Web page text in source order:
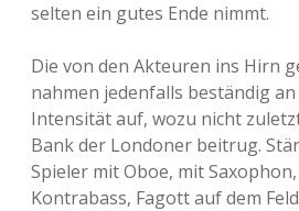
selten ein gutes Ende nimmt.
Die von den Akteuren ins Hirn
nahmen jedenfalls beständig
Intensität auf, wozu nicht
Bank der Londoner beitrug.
Spieler mit Oboe, mit
Kontrabass, Fagott auf dem